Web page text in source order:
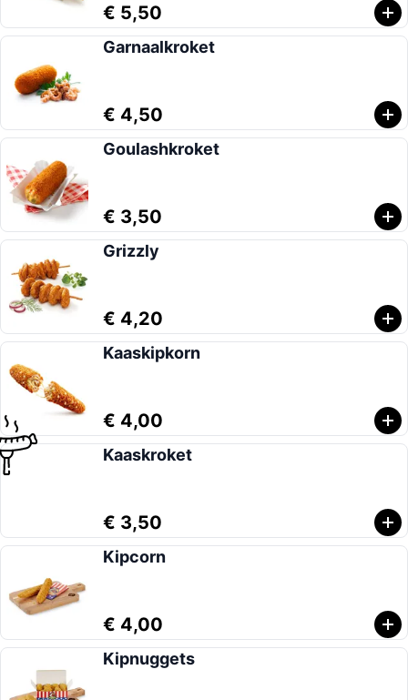
€ 5,50
Garnaalkroket
€ 4,50
Goulashkroket
€ 3,50
Grizzly
€ 4,20
Kaaskipkorn
€ 4,00
Kaaskroket
€ 3,50
Kipcorn
€ 4,00
Kipnuggets